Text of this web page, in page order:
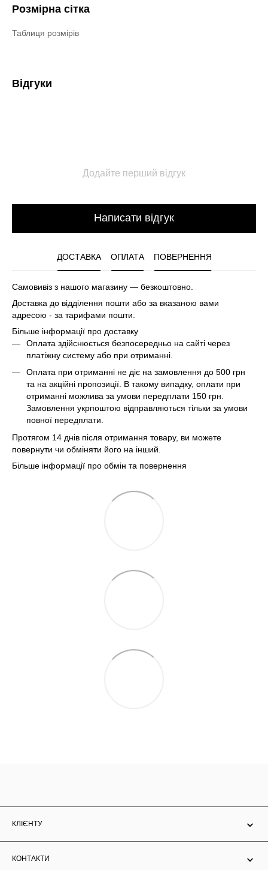
Розмірна сітка
Таблиця розмірів
Відгуки
Додайте перший відгук
Написати відгук
ДОСТАВКА ОПЛАТА ПОВЕРНЕННЯ
Самовивіз з нашого магазину — безкоштовно.
Доставка до відділення пошти або за вказаною вами
адресою - за тарифами пошти.
Більше інформації про доставку
Оплата здійснюється безпосередньо на сайті через
платіжну систему або при отриманні.
Оплата при отриманні не діє на замовлення до 500 грн
та на акційні пропозиції. В такому випадку, оплати при
отриманні можлива за умови передплати 150 грн.
Замовлення укрпоштою відправляються тільки за умови
повної передплати.
Протягом 14 днів після отримання товару, ви можете
повернути чи обміняти його на інший.
Більше інформації про обмін та повернення
КЛІЄНТУ
КОНТАКТИ